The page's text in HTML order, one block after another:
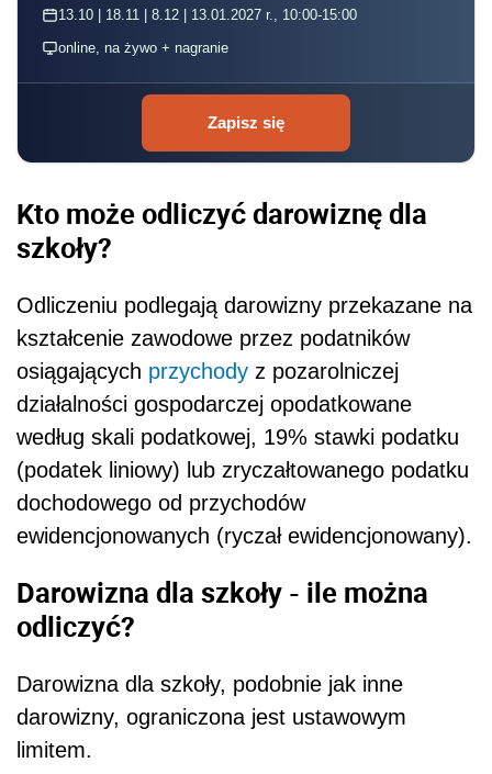
13.10 | 18.11 | 8.12 | 13.01.2027 r., 10:00-15:00
online, na żywo + nagranie
Zapisz się
Kto może odliczyć darowiznę dla
szkoły?
Odliczeniu podlegają darowizny przekazane na
kształcenie zawodowe przez podatników
osiągających przychody z pozarolniczej
działalności gospodarczej opodatkowane
według skali podatkowej, 19% stawki podatku
(podatek liniowy) lub zryczałtowanego podatku
dochodowego od przychodów
ewidencjonowanych (ryczał ewidencjonowany).
Darowizna dla szkoły - ile można
odliczyć?
Darowizna dla szkoły, podobnie jak inne
darowizny, ograniczona jest ustawowym
limitem.